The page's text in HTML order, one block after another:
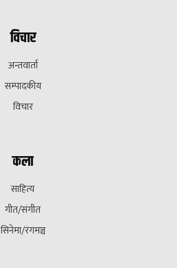
विचार
अन्तवार्ता
सम्पादकीय
विचार
कला
साहित्य
गीत/संगीत
सिनेमा/रंगमञ्च